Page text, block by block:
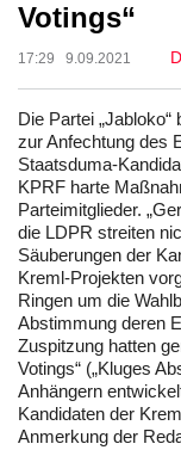
Votings“
17:29 9.09.2021
Die Partei
zur Anfechtung des
Staatsduma-
KPRF harte
Parteimitglieder.
die LDPR streiten
Säuberungen der
Kreml-Projekten
Ringen um die
Abstimmung deren
Zuspitzung hatten
Votings“ („Kluges
Anhängern
Kandidaten der
Anmerkung der